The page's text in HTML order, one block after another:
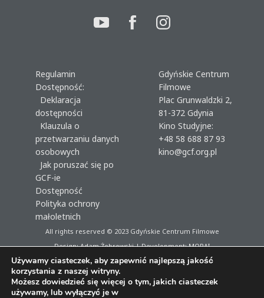
Regulamin
Dostępność:
Deklaracja
dostępności
Klauzula o
przetwarzaniu danych
osobowych
Jak poruszać się po
GCF-ie
Dostępność
Polityka ochrony
małoletnich
Gdyńskie Centrum
Filmowe
Plac Grunwaldzki 2,
81-372 Gdynia
Kino Studyjne:
+48 58 688 87 93
kino@gcf.org.pl
All rights reserved © 2023Gdyńskie Centrum Filmowe
Design: Adam Żebrowski | Development:MORAI
Używamy ciasteczek, aby zapewnić najlepszą jakość
korzystania z naszej witryny.
Możesz dowiedzieć się więcej o tym, jakich ciasteczek
używamy, lub wyłączyć je w